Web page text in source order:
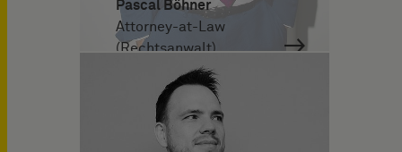
Pascal Böhner
Attorney-at-Law
(Rechtsanwalt)